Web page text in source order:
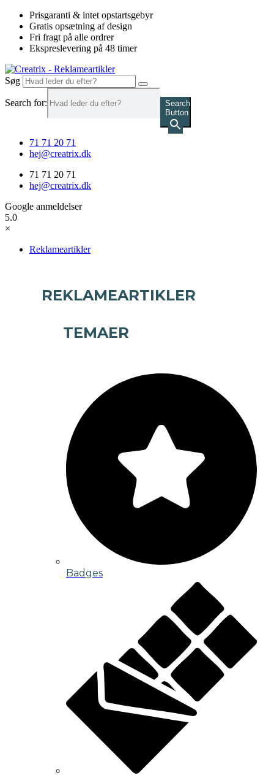
Videre
indhold
Prisgaranti & intet opstartsgebyr
Gratis opsætning af design
Fri fragt på alle ordrer
Ekspreslevering på 48 timer
Søg
Search for:
Search
Button
71 71 20 71
hej@creatrix.dk
71 71 20 71
hej@creatrix.dk
Google anmeldelser
5.0
×
Reklameartikler
REKLAMEARTIKLER
TEMAER
Badges